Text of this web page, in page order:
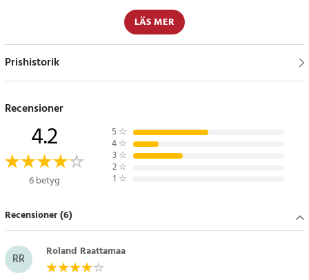
Justerbar hylla/låda till kylskåpet
Den hängs enkelt upp i kanten av hyllan och kan justeras i bredd så
att den är mellan 20.5 till 28.5 centimeter bred. Tänk dig att kunna
anpassa förvaringsutrymmet i ditt kylskåp exakt efter dina behov!
- Mått: 16.4 x 20.5-28.5cm
- Material: Slitstark plast
- Färg: Vit
Artikelnummer
LÄS MER
Prishistorik
Recensioner
4.2
6 betyg
5 ☆
4 ☆
3 ☆
2 ☆
1 ☆
Recensioner (6)
RR Roland Raattamaa